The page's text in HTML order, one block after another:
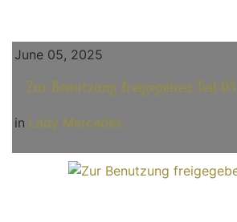
June 05, 2025
Zur Benutzung freigegeben Teil 03
in Lady Mercedes